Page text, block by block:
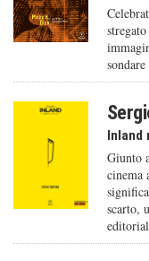
Inland
Giunto
cinema
scarto,